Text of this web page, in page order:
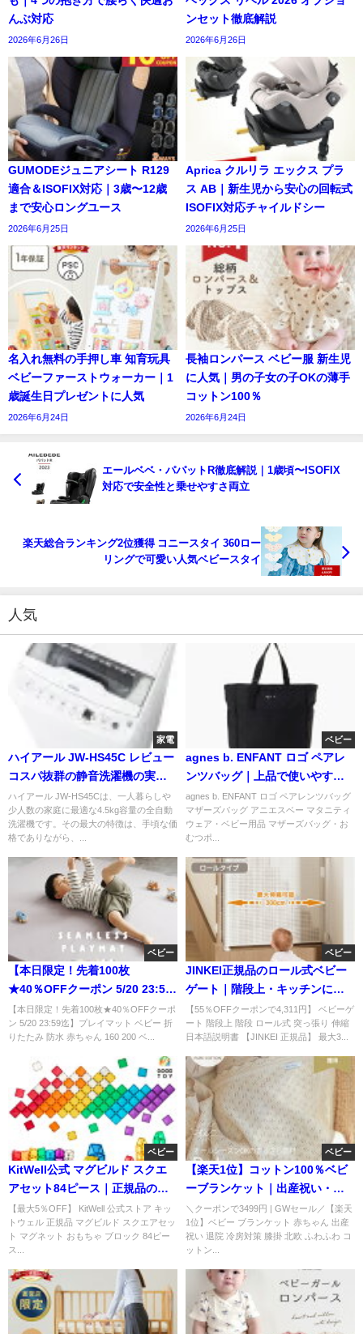
んぶ対応
2026年6月26日
ンセット徹底解説
2026年6月26日
GUMODEジュニアシート R129
適合＆ISOFIX対応｜3歳〜12歳
まで安心ロングユース
2026年6月25日
Aprica クルリラ エックス プラ
ス AB｜新生児から安心の回転式
ISOFIX対応チャイルドシー
2026年6月25日
名入れ無料の手押し車 知育玩具
ベビーファーストウォーカー｜1
歳誕生日プレゼントに人気
2026年6月24日
長袖ロンパース ベビー服 新生児
に人気｜男の子女の子OKの薄手
コットン100％
2026年6月24日
エールベベ・パパットR徹底解説｜1歳頃〜ISOFIX
対応で安全性と乗せやすさ両立
楽天総合ランキング2位獲得 コニースタイ 360ロー
リングで可愛い人気ベビースタイ
人気
家電
ハイアール JW-HS45C レビュー
コスパ抜群の静音洗濯機の実力
とは？
ハイアール JW-HS45Cは、一人暮らしや
少人数の家庭に最適な4.5kg容量の全自動
洗濯機です。その最大の特徴は、手頃な価
格でありながら、...
ベビー
agnes b. ENFANT ロゴ ペアレ
ンツバッグ｜上品で使いやすい
マザーズバッグの魅力
agnes b. ENFANT ロゴ ペアレンツバッグ
マザーズバッグ アニエスベー マタニティ
ウェア・ベビー用品 マザーズバッグ・お
むつポ...
ベビー
【本日限定！先着100枚
★40％OFFクーポン 5/20 23:59
迄】プレイマット ベビー 折りた
【本日限定！先着100枚★40％OFFクーポ
ン 5/20 23:59迄】プレイマット ベビー 折
りたたみ 防水 赤ちゃん 160 200 ベ...
ベビー
JINKEI正規品のロール式ベビー
ゲート｜階段上・キッチンに穴
あけ不要で簡単設置
【55％OFFクーポンで4,311円】 ベビーゲ
ート 階段上 階段 ロール式 突っ張り 伸縮
日本語説明書 【JINKEI 正規品】 最大3...
ベビー
KitWell公式 マグビルド スクエ
アセット84ピース｜正規品の人
気マグネット知育玩具
【最大5％OFF】 KitWell 公式ストア キッ
トウェル 正規品 マグビルド スクエアセッ
ト マグネット おもちゃ ブロック 84ピー
ス...
ベビー
【楽天1位】コットン100％ベビ
ーブランケット｜出産祝い・退
院・冷房対策に人気
＼クーポンで3499円 | GWセール／【楽天
1位】ベビー ブランケット 赤ちゃん 出産
祝い 退院 冷房対策 膝掛 北欧 ふわふわ コ
ットン...